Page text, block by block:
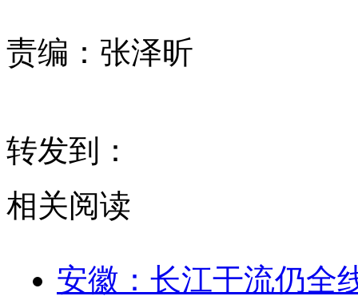
责编： 张泽昕
转发到：
相关阅读
安徽：长江干流仍全